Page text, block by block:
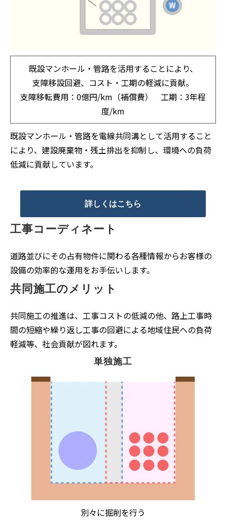
既設マンホール・管路を活用することにより、
支障移設回避、コスト・工期の軽減に貢献。
支障移転費用：0億円/km（補償費） 工期：3年程
度/km
既設マンホール・管路を電線共同溝として活用すること
により、建設廃棄物・残土排出を抑制し、環境への負荷
低減に貢献しています。
詳しくはこちら
工事コーディネート
道路並びにその占有物件に関わる各種情報からお客様の
設備の効率的な運用をお手伝いします。
共同施工のメリット
共同施工の推進は、工事コストの低減の他、路上工事時
間の短縮や繰り返し工事の回避による地域住民への負荷
軽減等、社会貢献が図れます。
単独施工
別々に掘削を行う